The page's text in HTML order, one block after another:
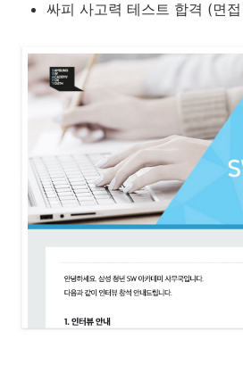
싸피 사고력 테스트 합격 (면